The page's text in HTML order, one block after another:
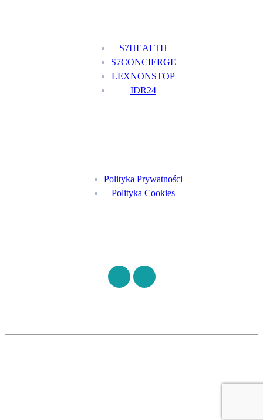
S7HEALTH
S7CONCIERGE
LEXNONSTOP
IDR24
Polityka Prywatności
Polityka Cookies